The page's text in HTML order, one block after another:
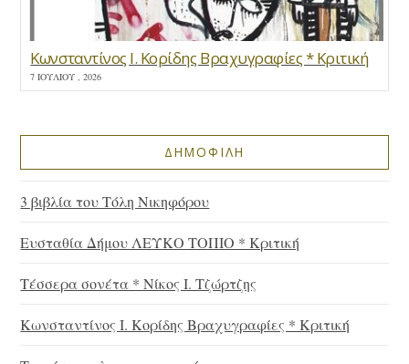
Κωνσταντίνος Ι. Κορίδης Βραχυγραφίες * Κριτική
7 ΙΟΥΛΊΟΥ , 2026
ΔΗΜΟΦΙΛΗ
3 βιβλία του Τόλη Νικηφόρου
Ευσταθία Δήμου ΛΕΥΚΟ ΤΟΠΙΟ * Κριτική
Τέσσερα σονέτα * Νίκος Ι. Τζώρτζης
Κωνσταντίνος Ι. Κορίδης Βραχυγραφίες * Κριτική